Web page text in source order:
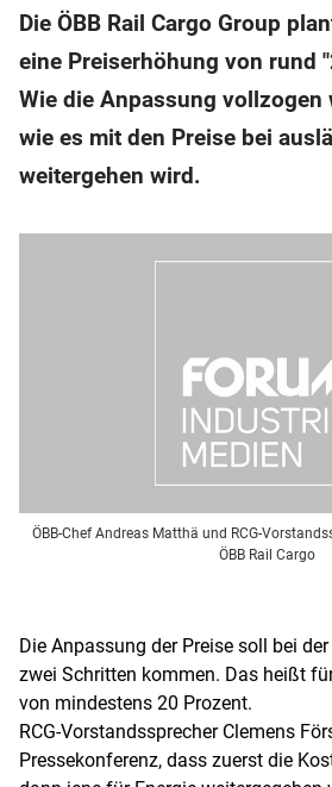
Die ÖBB Rail Cargo Group
eine Preiserhöhung von rund
Wie die Anpassung vollzogen
wie es mit den Preise bei
weitergehen wird.
ÖBB-Chef Andreas Matthä und RCG-
ÖBB Rail Cargo
Die Anpassung der Preise soll bei
zwei Schritten kommen. Das heißt
von mindestens 20 Prozent.
RCG-Vorstandssprecher Clemens
Pressekonferenz, dass zuerst die